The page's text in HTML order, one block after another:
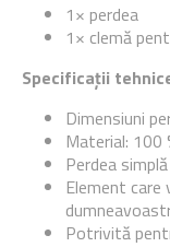
1× perdea
1× clemă
Specificații
Dimensiuni
Material: 100
Perdea
Element
Potrivită